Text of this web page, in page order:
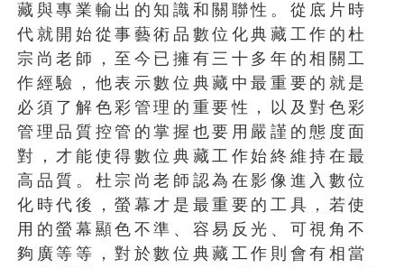
藏與專業輸出的知識和關聯性。從底片時
代就開始從事藝術品數位化典藏工作的杜
宗尚老師，至今已擁有三十多年的相關工
作經驗，他表示數位典藏中最重要的就是
必須了解色彩管理的重要性，以及對色彩
管理品質控管的掌握也要用嚴謹的態度面
對，才能使得數位典藏工作始終維持在最
高品質。杜宗尚老師認為在影像進入數位
化時代後，螢幕才是最重要的工具，若使
用的螢幕顯色不準、容易反光、可視角不
夠廣等等，對於數位典藏工作則會有相當